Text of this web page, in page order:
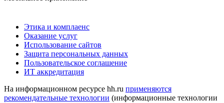
Этика и комплаенс
Оказание услуг
Использование сайтов
Защита персональных данных
Пользовательское соглашение
ИТ аккредитация
На информационном ресурсе hh.ru применяются
рекомендательные технологии (информационные технологии